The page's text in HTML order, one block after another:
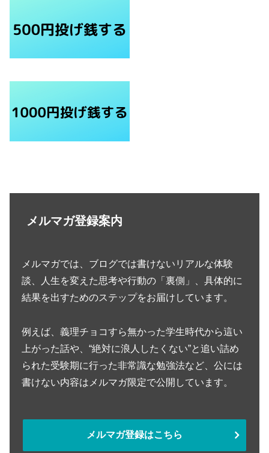
メルマガ登録案内
メルマガでは、ブログでは書けないリアルな体験
談、人生を変えた思考や行動の「裏側」、具体的に
結果を出すためのステップをお届けしています。
例えば、義理チョコすら無かった学生時代から這い
上がった話や、“絶対に浪人したくない”と追い詰め
られた受験期に行った非常識な勉強法など、公には
書けない内容はメルマガ限定で公開しています。
メルマガ登録はこちら